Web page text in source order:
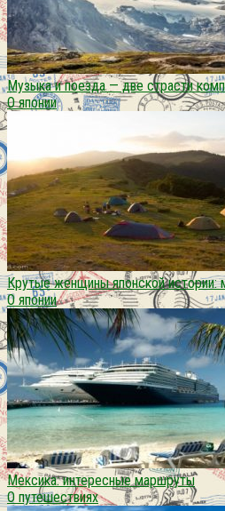
Музыка и поезда — две страсти
О японии
Крутые женщины японской истории:
О японии
Мексика: интересные маршруты
О путешествиях